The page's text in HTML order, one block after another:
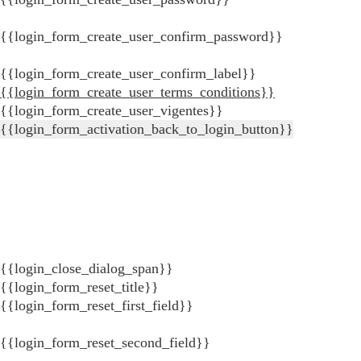
{{login_form_create_user_confirm_password}}
{{login_form_create_user_confirm_label}}
{{login_form_create_user_terms_conditions}}
{{login_form_create_user_vigentes}}
{{login_form_activation_back_to_login_button}}
{{login_close_dialog_span}}
{{login_form_reset_title}}
{{login_form_reset_first_field}}
{{login_form_reset_second_field}}